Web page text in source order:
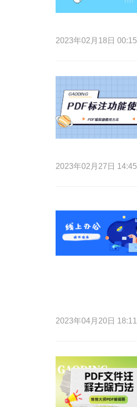
2023年02月18日 00:15
2023年02月27日 14:45
2023年04月20日 18:11